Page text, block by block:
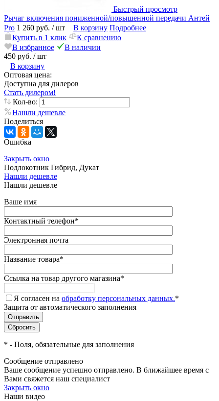
Быстрый просмотр
Рычаг включения пониженной/повышенной передачи Антей
Pro 1 260 руб. / шт В корзину Подробнее
Купить в 1 клик
К сравнению
В избранное
В наличии
450 руб. / шт
В корзину
Оптовая цена:
Доступна для дилеров
Стать дилером!
Кол-во:
Нашли дешевле
Поделиться
Ошибка
Закрыть окно
Подлокотник Гибрид, Дукат
Нашли дешевле
Нашли дешевле
Ваше имя
Контактный телефон*
Электронная почта
Название товара*
Ссылка на товар другого магазина*
Я согласен на обработку персональных данных.*
Защита от автоматического заполнения
* - Поля, обязательные для заполнения
Сообщение отправлено
Ваше сообщение успешно отправлено. В ближайшее время с
Вами свяжется наш специалист
Закрыть окно
Наши видео